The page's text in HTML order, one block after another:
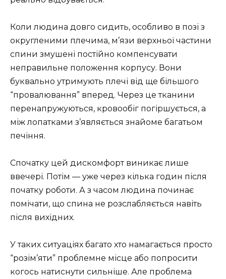
Коли людина довго сидить, особливо в позі з
округленими плечима, м’язи верхньої частини
спини змушені постійно компенсувати
неправильне положення корпусу. Вони
буквально утримують плечі від ще більшого
“провалювання” вперед. Через це тканини
перенапружуються, кровообіг погіршується, а
між лопатками з’являється знайоме багатьом
печіння.
Спочатку цей дискомфорт виникає лише
ввечері. Потім — уже через кілька годин після
початку роботи. А з часом людина починає
помічати, що спина не розслабляється навіть
після вихідних.
У таких ситуаціях багато хто намагається просто
“розім’яти” проблемне місце або попросити
когось натиснути сильніше. Але проблема